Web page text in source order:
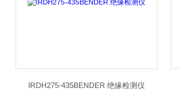
IRDH275-435BENDER 绝缘检测仪